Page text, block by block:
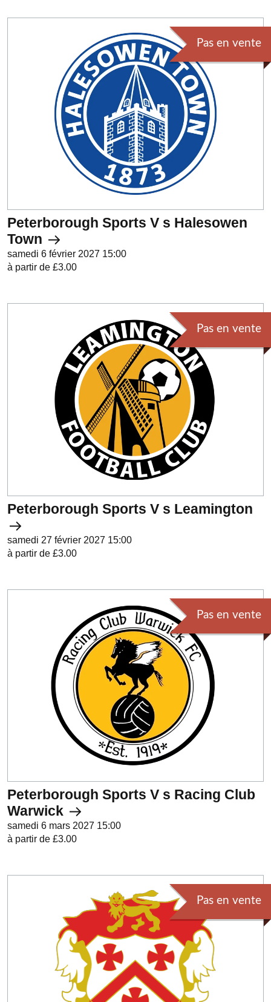
Pas en vente
Peterborough Sports V s Halesowen
Town
samedi 6 février 2027 15:00
à partir de £3.00
Pas en vente
Peterborough Sports V s Leamington
samedi 27 février 2027 15:00
à partir de £3.00
Pas en vente
Peterborough Sports V s Racing Club
Warwick
samedi 6 mars 2027 15:00
à partir de £3.00
Pas en vente